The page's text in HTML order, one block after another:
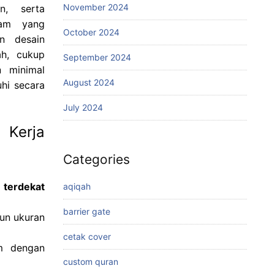
serta
yang
desain
cukup
minimal
secara
terdekat
ukuran
dengan
November 2024
October 2024
September 2024
August 2024
July 2024
Categories
aqiqah
barrier gate
cetak cover
custom quran